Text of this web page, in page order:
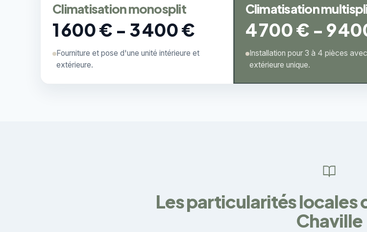
Climatisation monosplit
1 600 € - 3 400 €
Fourniture et pose d'une unité intérieure et
extérieure.
Climatisation
4 700 € - 9
Installation pour 3 à 4 pièces
extérieure unique.
Les particularités locales
Chaville